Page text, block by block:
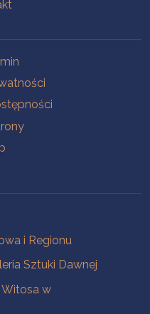
i Regionu
Sztuki Dawnej
w